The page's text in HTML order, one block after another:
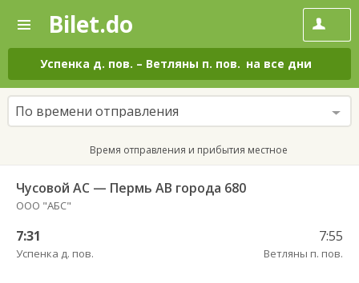
—
Поиск
и
покупка
билетов
на
автобус
онлайн
Bilet.do
Успенка д. пов. – Ветляны п. пов. на все дни
По времени отправления
Время отправления и прибытия местное
Чусовой АС — Пермь АВ города 680
ООО "АБС"
7:31
Успенка д. пов.
7:55
Ветляны п. пов.